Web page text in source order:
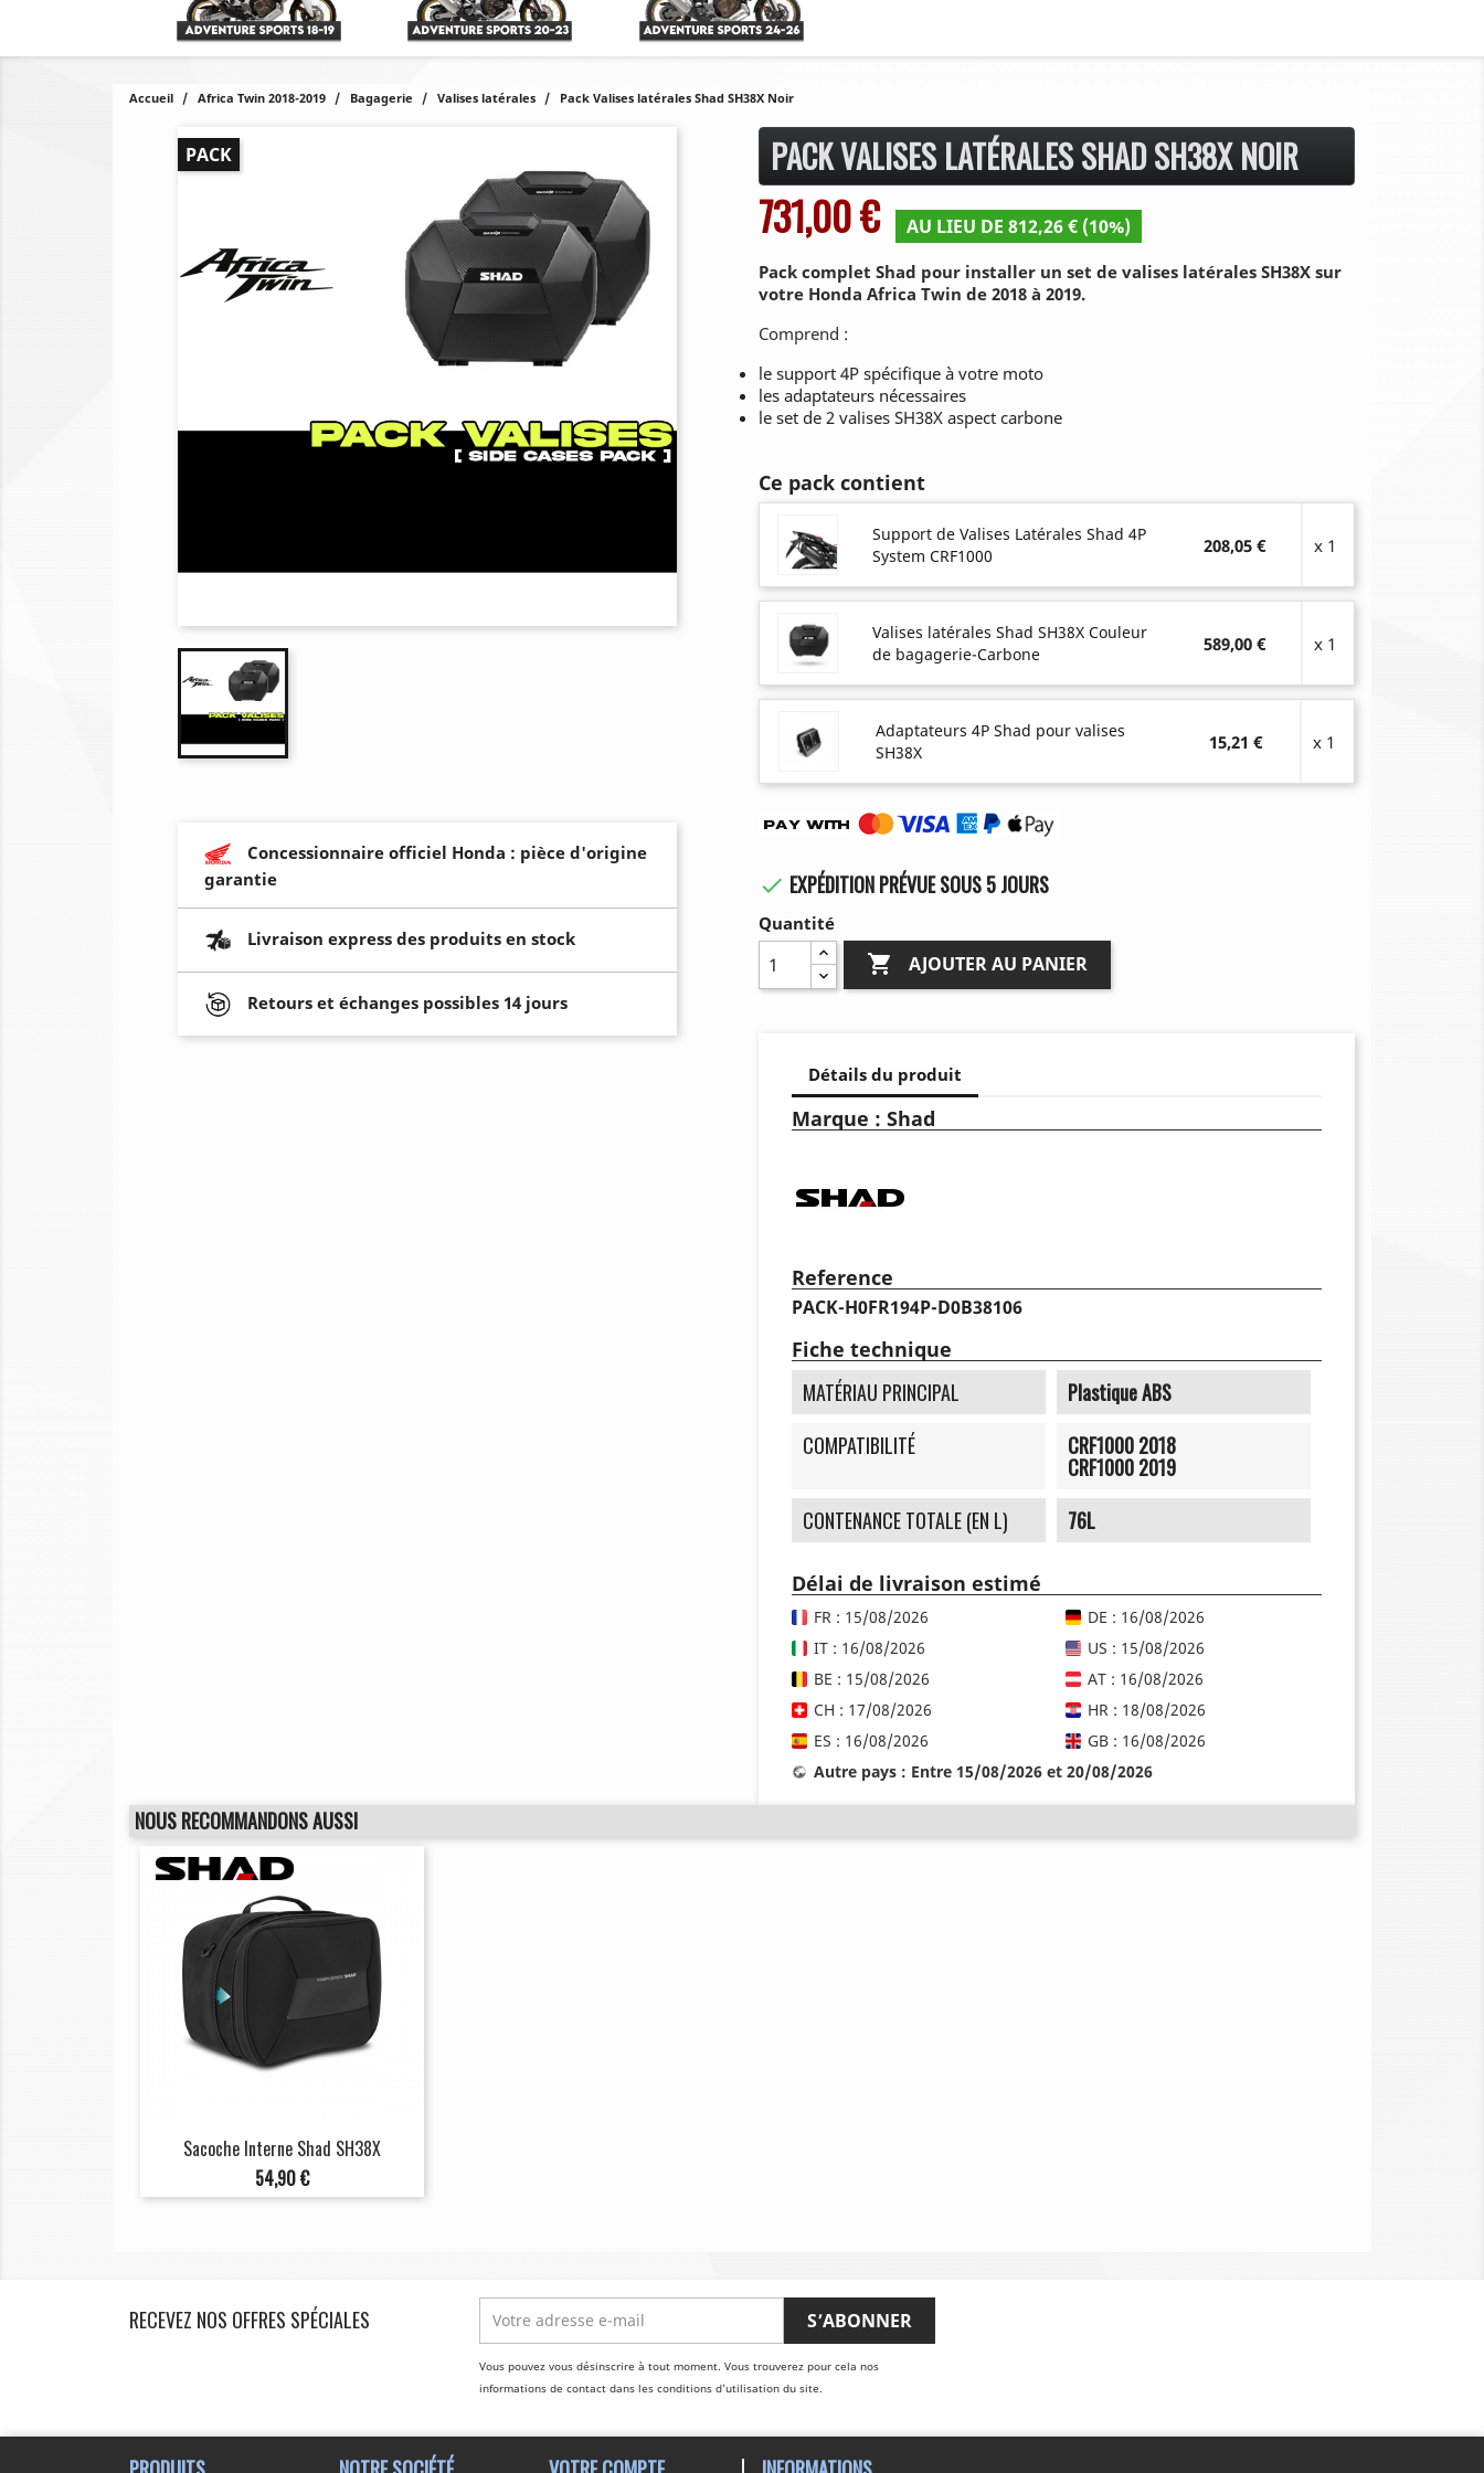
Accueil Africa Twin 2018-2019 Bagagerie Valises latérales Pack Valises latérales Shad SH38X Noir
PACK
Concessionnaire officiel Honda : pièce d'origine
garantie
Livraison express des produits en stock
Retours et échanges possibles 14 jours
PACK VALISES LATÉRALES SHAD SH38X NOIR
731,00 € AU LIEU DE 812,26 € (10%)
Pack complet Shad pour installer un set de valises latérales SH38X sur
votre Honda Africa Twin de 2018 à 2019.
Comprend :
le support 4P spécifique à votre moto
les adaptateurs nécessaires
le set de 2 valises SH38X aspect carbone
Ce pack contient
Support de Valises Latérales Shad 4P
System CRF1000
208,05 € x 1
Valises latérales Shad SH38X Couleur
de bagagerie-Carbone
589,00 € x 1
Adaptateurs 4P Shad pour valises
SH38X
15,21 € x 1
 EXPÉDITION PRÉVUE SOUS 5 JOURS
Quantité
 AJOUTER AU PANIER
Détails du produit
Marque : Shad
Reference
PACK-H0FR194P-D0B38106
Fiche technique
MATÉRIAU PRINCIPAL
Plastique ABS
COMPATIBILITÉ
CRF1000 2018
CRF1000 2019
CONTENANCE TOTALE (EN L)
76L
Délai de livraison estimé
FR : 15/08/2026
DE : 16/08/2026
IT : 16/08/2026
US : 15/08/2026
BE : 15/08/2026
AT : 16/08/2026
CH : 17/08/2026
HR : 18/08/2026
ES : 16/08/2026
GB : 16/08/2026
Autre pays : Entre 15/08/2026 et 20/08/2026
NOUS RECOMMANDONS AUSSI
Sacoche Interne Shad SH38X
Prix
54,90 €
RECEVEZ NOS OFFRES SPÉCIALES
Vous pouvez vous désinscrire à tout moment. Vous trouverez pour cela nos
informations de contact dans les conditions d'utilisation du site.